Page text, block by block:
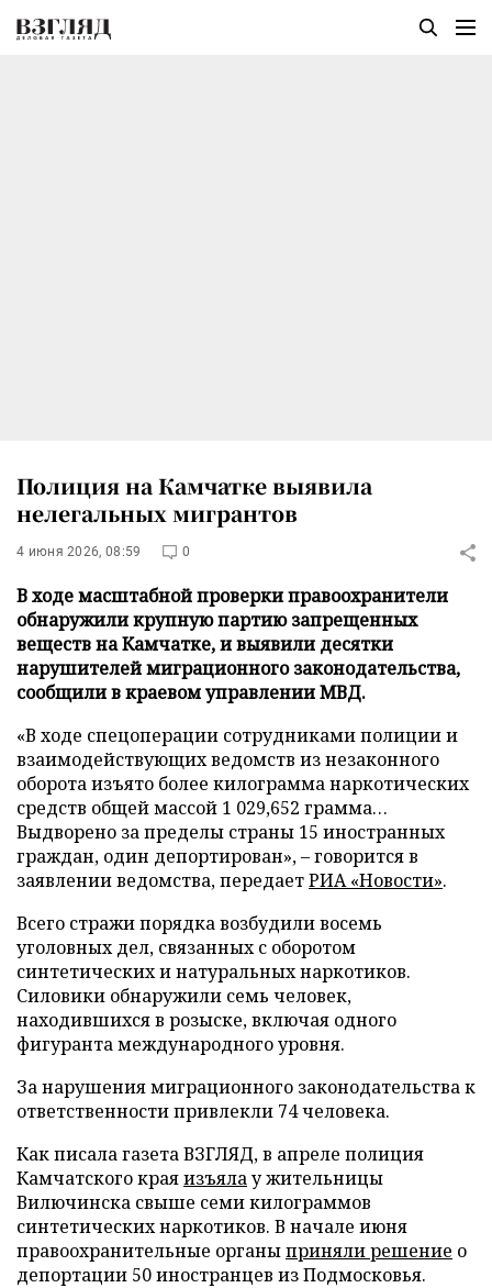
Полиция на Камчатке выявила
нелегальных мигрантов
4 июня 2026, 08:59 0
В ходе масштабной проверки правоохранители
обнаружили крупную партию запрещенных
веществ на Камчатке, и выявили десятки
нарушителей миграционного законодательства,
сообщили в краевом управлении МВД.
«В ходе спецоперации сотрудниками полиции и
взаимодействующих ведомств из незаконного
оборота изъято более килограмма наркотических
средств общей массой 1 029,652 грамма…
Выдворено за пределы страны 15 иностранных
граждан, один депортирован», – говорится в
заявлении ведомства, передаетРИА «Новости».
Всего стражи порядка возбудили восемь
уголовных дел, связанных с оборотом
синтетических и натуральных наркотиков.
Силовики обнаружили семь человек,
находившихся в розыске, включая одного
фигуранта международного уровня.
За нарушения миграционного законодательства к
ответственности привлекли 74 человека.
Как писала газета ВЗГЛЯД, в апреле полиция
Камчатского краяизъялау жительницы
Вилючинска свыше семи килограммов
синтетических наркотиков. В начале июня
правоохранительные органыприняли решение о
депортации 50 иностранцев из Подмосковья.